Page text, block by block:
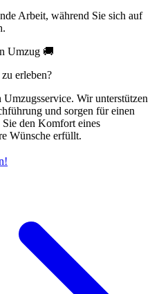
Arbeit, während Sie sich auf
Umzug 🚚
erleben?
Umzugsservice. Wir unterstützen
und sorgen für einen
den Komfort eines
Wünsche erfüllt.